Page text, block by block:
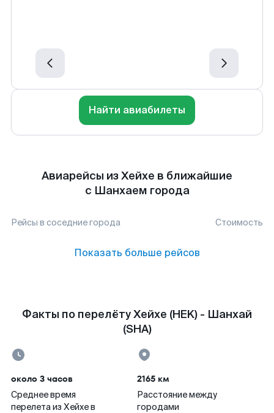
Найти авиабилеты
Авиарейсы из Хейхе в ближайшие
с Шанхаем города
Рейсы в соседние города Стоимость
Показать больше рейсов
Факты по перелёту Хейхе (HEK) - Шанхай
(SHA)
около 3 часов
Среднее время
перелета из Хейхе в
2165 км
Расстояние между
городами